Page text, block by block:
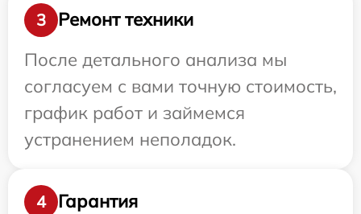
3
Ремонт техники
После детального анализа мы
согласуем с вами точную стоимость,
график работ и займемся
устранением неполадок.
4 Гарантия